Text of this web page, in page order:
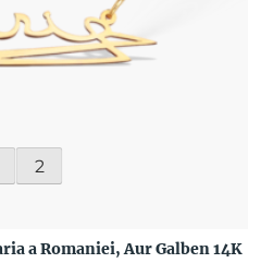
2
a Romaniei, Aur Galben 14K